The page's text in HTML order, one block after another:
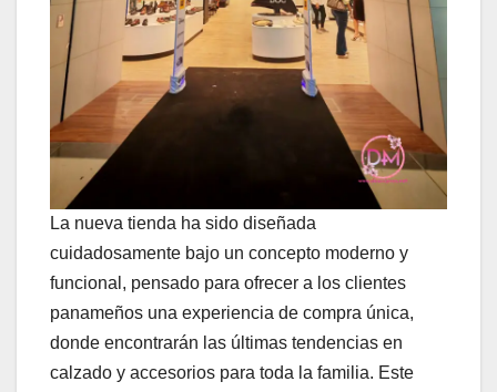
La nueva tienda ha sido diseñada
cuidadosamente bajo un concepto moderno y
funcional, pensado para ofrecer a los clientes
panameños una experiencia de compra única,
donde encontrarán las últimas tendencias en
calzado y accesorios para toda la familia. Este